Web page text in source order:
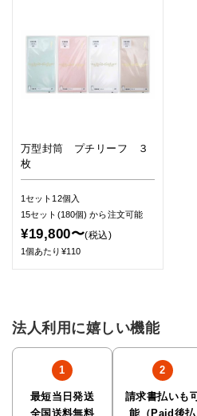
万型封筒 プチリーフ ３
枚
1セット12個入
15セット(180個)から注文可能
¥19,800〜(税込)
1個あたり¥110
法人利用に嬉しい機能
最短当日発送
全国送料無料
請求書払いも可
能（Paid後払